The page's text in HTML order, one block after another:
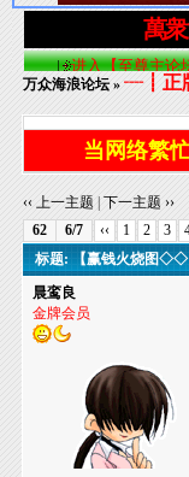
万众海浪论坛 »┈┋正
当网络繁
‹‹ 上一主题 |下一主题 ››
62
6/7 ‹‹ 1 2 3
标题: 【赢钱火烧图◇◇
晨鸾良
金牌会员